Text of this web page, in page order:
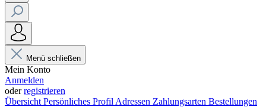
Menü schließen
Mein Konto
Anmelden
oderregistrieren
Übersicht Persönliches Profil Adressen Zahlungsarten Bestellungen